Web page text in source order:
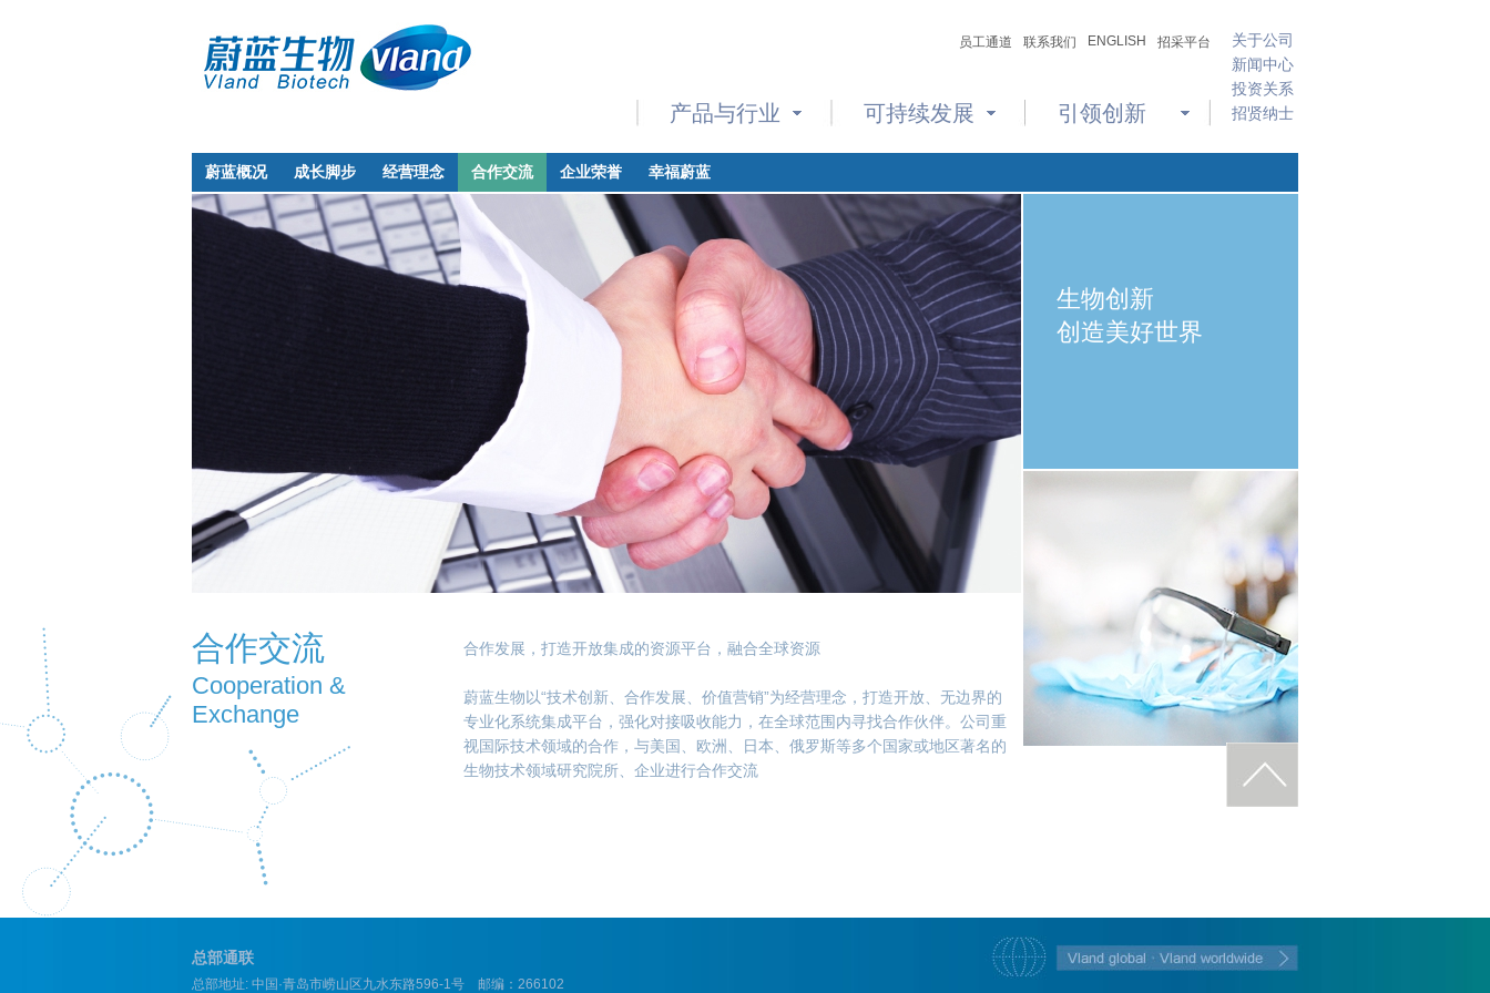
员工通道 联系我们 ENGLISH 招采平台
关于公司
新闻中心
投资关系
招贤纳士
产品与行业 可持续发展 引领创新
蔚蓝概况 成长脚步 经营理念 合作交流 企业荣誉 幸福蔚蓝
合作交流
Cooperation &
Exchange
合作发展，打造开放集成的资源平台，融合全球资源
蔚蓝生物以“技术创新、合作发展、价值营销”为经营理念，打造开放、无边界的
专业化系统集成平台，强化对接吸收能力，在全球范围内寻找合作伙伴。公司重
视国际技术领域的合作，与美国、欧洲、日本、俄罗斯等多个国家或地区著名的
生物技术领域研究院所、企业进行合作交流
生物创新
创造美好世界
总部通联
总部地址: 中国·青岛市崂山区九水东路596-1号 邮编：266102